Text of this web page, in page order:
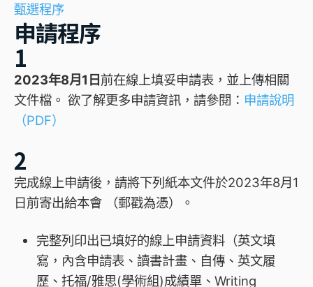
甄選程序
申請程序
1
2023年8月1日前在線上填妥申請表，並上傳相關
文件檔。 欲了解更多申請資訊，請參閱： 申請說明
（PDF）
2
完成線上申請後，請將下列紙本文件於2023年8月1
日前寄出給本會 （郵戳為憑）。
完整列印出已填好的線上申請資料（英文填
寫，內含申請表、讀書計畫、自傳、英文履
歷、托福/雅思(學術組)成績單、Writing